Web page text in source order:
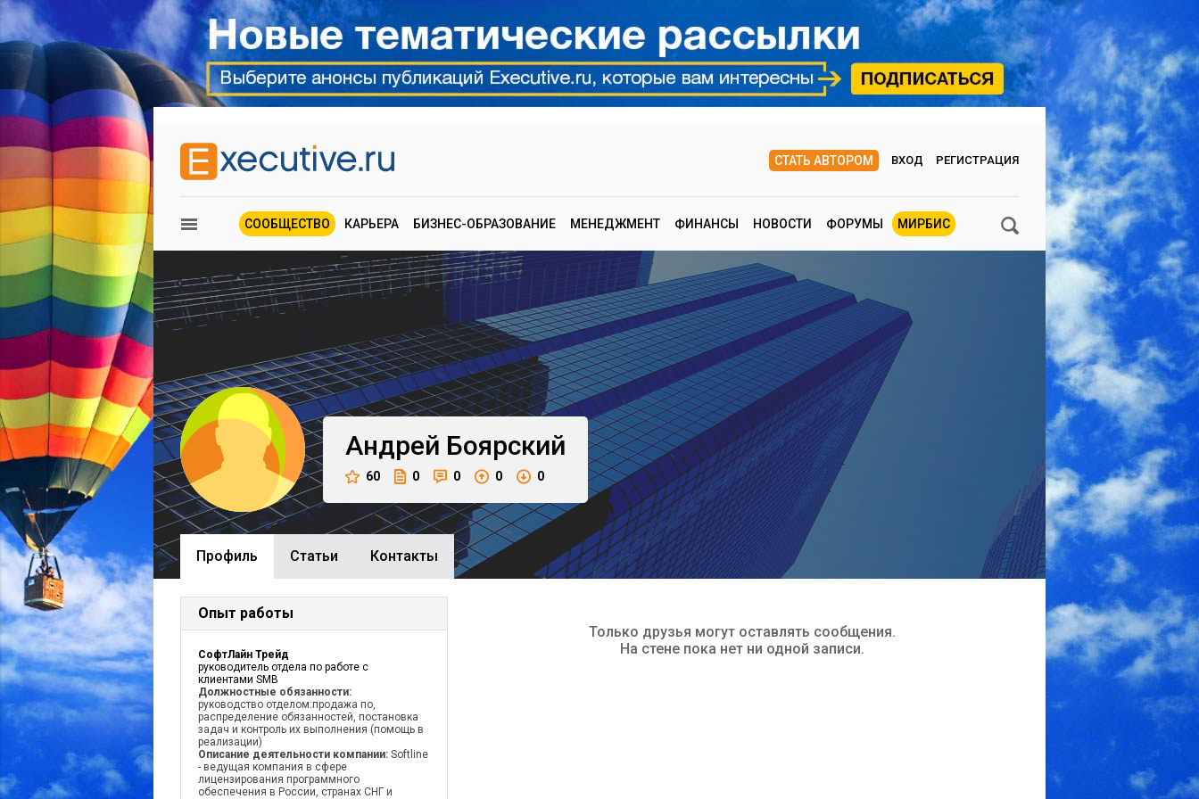
СТАТЬ АВТОРОМ ВХОД РЕГИСТРАЦИЯ
СООБЩЕСТВО КАРЬЕРА БИЗНЕС-ОБРАЗОВАНИЕ МЕНЕДЖМЕНТ ФИНАНСЫ НОВОСТИ ФОРУМЫ МИРБИС
Андрей Боярский
60 0 0 0 0
Профиль Cтатьи Контакты
Опыт работы
СофтЛайн Трейд
руководитель отдела по работе с
клиентами SMB
Должностные обязанности:
руководство отделом:продажа по,
распределение обязанностей, постановка
задач и контроль их выполнения (помощь в
реализации)
Описание деятельности компании: Softline
- ведущая компания в сфере
лицензирования программного
обеспечения в России, странах СНГ и
Только друзья могут оставлять сообщения.
На стене пока нет ни одной записи.